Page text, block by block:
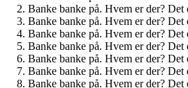
Banke banke på. Hvem er der?
Banke banke på. Hvem er der?
Banke banke på. Hvem er der?
Banke banke på. Hvem er der?
Banke banke på. Hvem er der?
Banke banke på. Hvem er der?
Banke banke på. Hvem er der?